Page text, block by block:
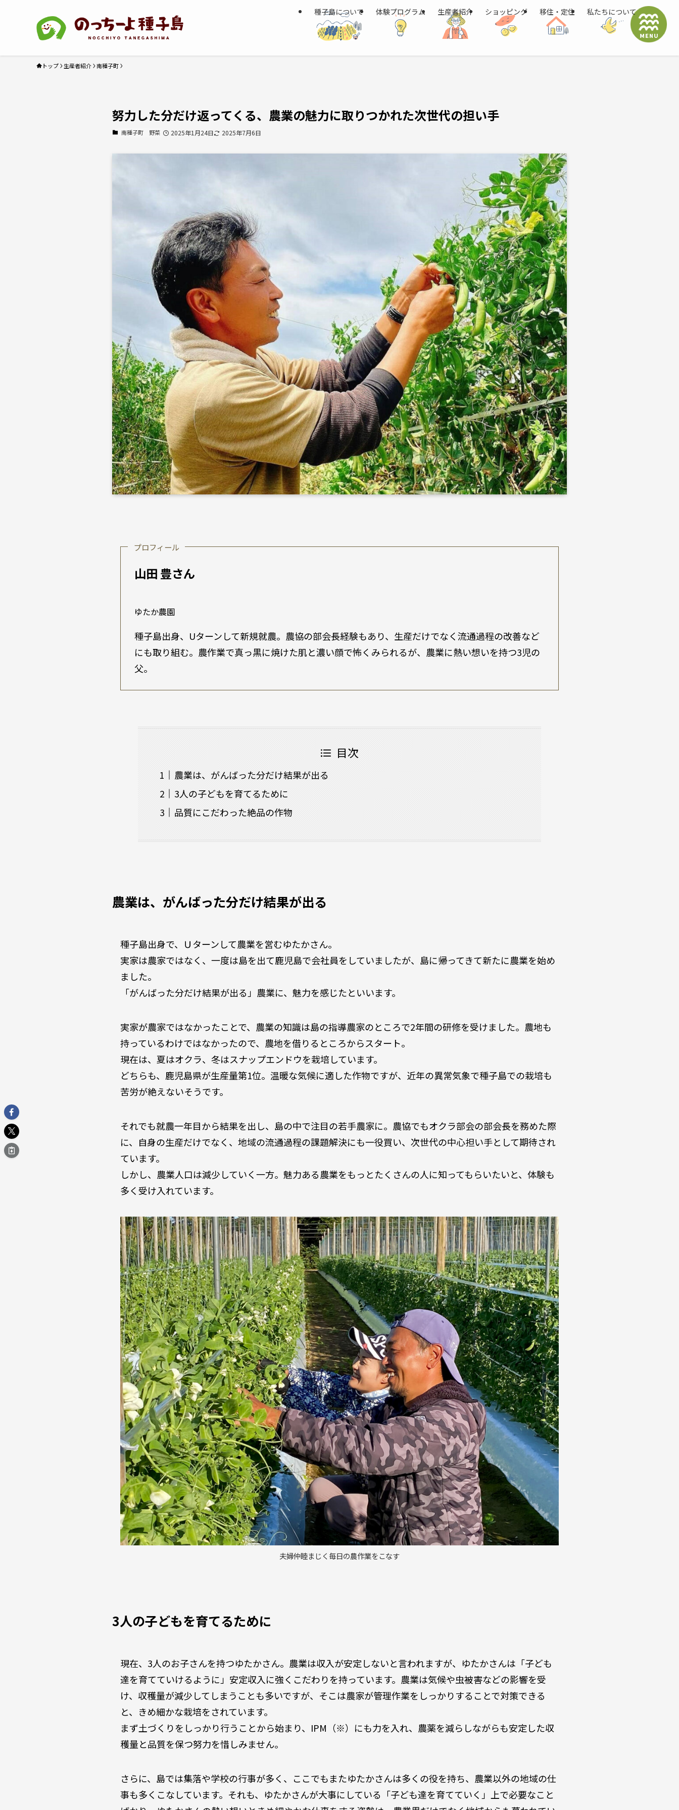
種子島について 体験プログラム 生産者紹介 ショッピング 移住・定住 私たちについて
トップ 生産者紹介 南種子町
努力した分だけ返ってくる、農業の魅力に取りつかれた次世代の担い手
南種子町 野菜 2025年1月24日 2025年7月6日
プロフィール
山田 豊さん
ゆたか農園
種子島出身、Uターンして新規就農。農協の部会長経験もあり、生産だけでなく流通過程の改善など
にも取り組む。農作業で真っ黒に焼けた肌と濃い顔で怖くみられるが、農業に熱い想いを持つ3児の
父。
目次
農業は、がんばった分だけ結果が出る
3人の子どもを育てるために
品質にこだわった絶品の作物
農業は、がんばった分だけ結果が出る
種子島出身で、Ｕターンして農業を営むゆたかさん。
実家は農家ではなく、一度は島を出て鹿児島で会社員をしていましたが、島に帰ってきて新たに農業を始め
ました。
「がんばった分だけ結果が出る」農業に、魅力を感じたといいます。
実家が農家ではなかったことで、農業の知識は島の指導農家のところで2年間の研修を受けました。農地も
持っているわけではなかったので、農地を借りるところからスタート。
現在は、夏はオクラ、冬はスナップエンドウを栽培しています。
どちらも、鹿児島県が生産量第1位。温暖な気候に適した作物ですが、近年の異常気象で種子島での栽培も
苦労が絶えないそうです。
それでも就農一年目から結果を出し、島の中で注目の若手農家に。農協でもオクラ部会の部会長を務めた際
に、自身の生産だけでなく、地域の流通過程の課題解決にも一役買い、次世代の中心担い手として期待され
ています。
しかし、農業人口は減少していく一方。魅力ある農業をもっとたくさんの人に知ってもらいたいと、体験も
多く受け入れています。
夫婦仲睦まじく毎日の農作業をこなす
3人の子どもを育てるために
現在、3人のお子さんを持つゆたかさん。農業は収入が安定しないと言われますが、ゆたかさんは「子ども
達を育てていけるように」安定収入に強くこだわりを持っています。農業は気候や虫被害などの影響を受
け、収穫量が減少してしまうことも多いですが、そこは農家が管理作業をしっかりすることで対策できる
と、きめ細かな栽培をされています。
まず土づくりをしっかり行うことから始まり、IPM（※）にも力を入れ、農薬を減らしながらも安定した収
穫量と品質を保つ努力を惜しみません。
さらに、島では集落や学校の行事が多く、ここでもまたゆたかさんは多くの役を持ち、農業以外の地域の仕
事も多くこなしています。それも、ゆたかさんが大事にしている「子ども達を育てていく」上で必要なこと